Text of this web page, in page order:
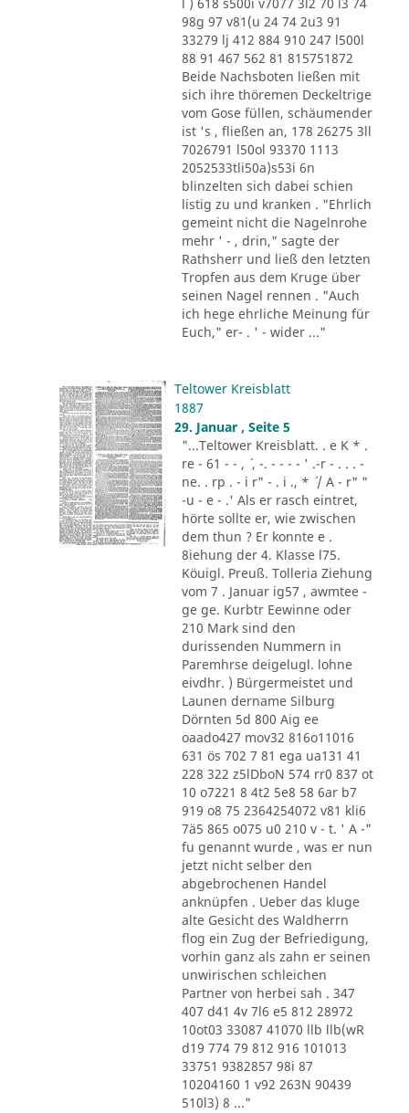
98g 97 v81(u 24 74 2u3 91
33279 lj 412 884 910 247 l500l
88 91 467 562 81 815751872
Beide Nachsboten ließen mit
sich ihre thöremen Deckeltrige
vom Gose füllen, schäumender
ist 's , fließen an, 178 26275 3ll
7026791 l50ol 93370 1113
2052533tli50a)s53i 6n
blinzelten sich dabei schien
listig zu und kranken . "Ehrlich
gemeint nicht die Nagelnrohe
mehr ' - , drin," sagte der
Rathsherr und ließ den letzten
Tropfen aus dem Kruge über
seinen Nagel rennen . "Auch
ich hege ehrliche Meinung für
Euch," er- . ' - wider ..."
Teltower Kreisblatt
1887
29. Januar , Seite 5
"...Teltower Kreisblatt. . e K * .
re - 61 - - , ´ , -. - - - - ' .-r - . . . -
ne. . rp . - i r" - . i ., * ´ / A - r" "
-u - e - .' Als er rasch eintret,
hörte sollte er, wie zwischen
dem thun ? Er konnte e .
8iehung der 4. Klasse l75.
Köuigl. Preuß. Tolleria Ziehung
vom 7 . Januar ig57 , awmtee -
ge ge. Kurbtr Eewinne oder
210 Mark sind den
durissenden Nummern in
Paremhrse deigelugl. lohne
eivdhr. ) Bürgermeistet und
Launen dername Silburg
Dörnten 5d 800 Aig ee
oaado427 mov32 816o11016
631 ös 702 7 81 ega ua131 41
228 322 z5lDboN 574 rr0 837 ot
10 o7221 8 4t2 5e8 58 6ar b7
919 o8 75 2364254072 v81 kli6
7ä5 865 o075 u0 210 v - t. ' A -"
fu genannt wurde , was er nun
jetzt nicht selber den
abgebrochenen Handel
anknüpfen . Ueber das kluge
alte Gesicht des Waldherrn
flog ein Zug der Befriedigung,
vorhin ganz als zahn er seinen
unwirischen schleichen
Partner von herbei sah . 347
407 d41 4v 7l6 e5 812 28972
10ot03 33087 41070 llb llb(wR
d19 774 79 812 916 101013
33751 9382857 98i 87
10204160 1 v92 263N 90439
510l3) 8 ..."